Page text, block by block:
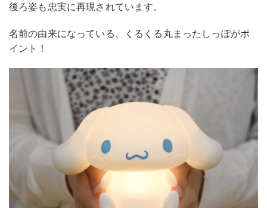
後ろ姿も忠実に再現されています。
名前の由来になっている、くるくる丸まったしっぽがポ
イント！